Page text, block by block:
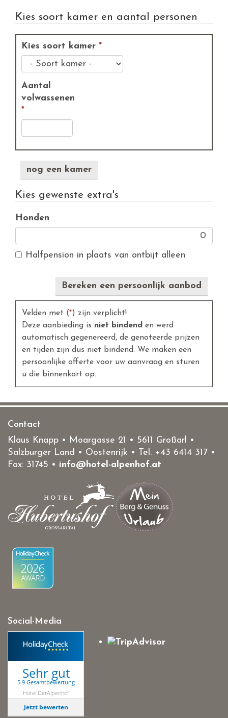
Kies soort kamer en aantal personen
Kies soort kamer *
Aantal
volwassenen
*
nog een kamer
Kies gewenste extra's
Honden
Halfpension in plaats van ontbijt alleen
Bereken een persoonlijk aanbod
Velden met (*) zijn verplicht!
Deze aanbieding is niet bindend en werd
automatisch gegenereerd, de genoteerde prijzen
en tijden zijn dus niet bindend. We maken een
persoonlijke offerte voor uw aanvraag en sturen
u die binnenkort op.
Contact
Klaus Knapp • Moargasse 21 • 5611 Großarl •
Salzburger Land • Oostenrijk • Tel. +43 6414 317 •
Fax: 31745 • info@hotel-alpenhof.at
Social-Media
Sehr gut
5.9 Gesamtbewertung
Hotel DerAlpenhof
Jetzt bewerten